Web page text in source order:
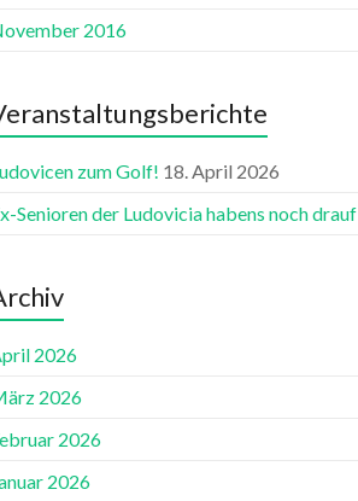
2016
zum Golf! 18. April 2026
Senioren der Ludovicia habens noch drauf
2026
2026
2026
2026